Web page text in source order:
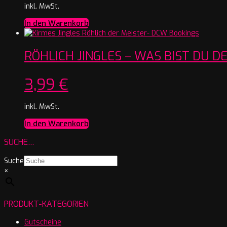
inkl. MwSt.
In den Warenkorb
RÖHLICH JINGLES – WAS BIST DU
3,99 €
inkl. MwSt.
In den Warenkorb
SUCHE…
Suche
×
PRODUKT-KATEGORIEN
Gutscheine